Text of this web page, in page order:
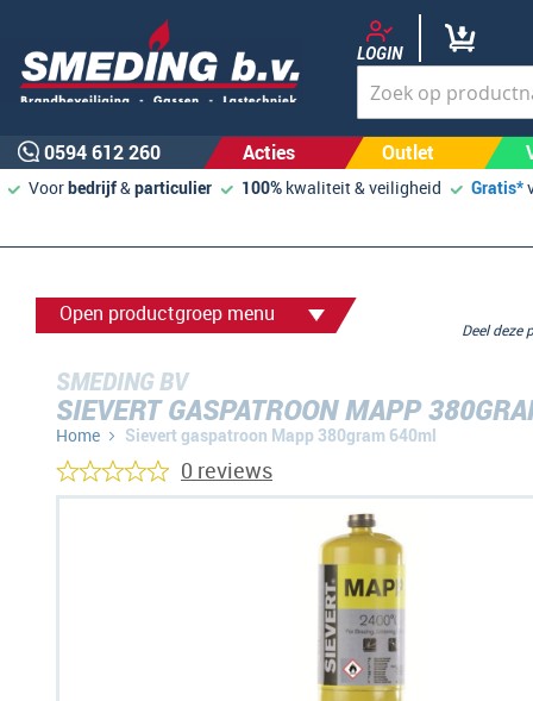
LOGIN
0594 612 260 Acties Outlet
Voorbedrijf&particulier 100% kwaliteit & veiligheid Gratis*
Open productgroep menu
SMEDING BV
SIEVERT GASPATROON MAPP
Home Sievert gaspatroon Mapp 380gram 640ml
Deel
0 reviews
Ga